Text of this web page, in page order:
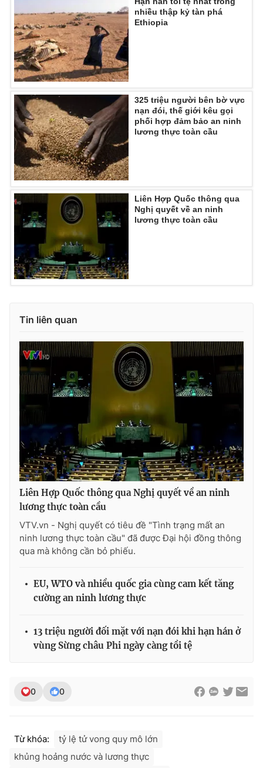
nhiều thập kỷ tàn phá
Ethiopia
325 triệu người bên bờ vực
nạn đói, thế giới kêu gọi
phối hợp đảm bảo an ninh
lương thực toàn cầu
Liên Hợp Quốc thông qua
Nghị quyết về an ninh
lương thực toàn cầu
Tin liên quan
Liên Hợp Quốc thông qua Nghị quyết về an ninh
lương thực toàn cầu
VTV.vn - Nghị quyết có tiêu đề "Tình trạng mất an
ninh lương thực toàn cầu" đã được Đại hội đồng thông
qua mà không cần bỏ phiếu.
EU, WTO và nhiều quốc gia cùng cam kết tăng
cường an ninh lương thực
13 triệu người đối mặt với nạn đói khi hạn hán ở
vùng Sừng châu Phi ngày càng tồi tệ
0 0
Từ khóa:
tỷ lệ tử vong quy mô lớn
khủng hoảng nước và lương thực